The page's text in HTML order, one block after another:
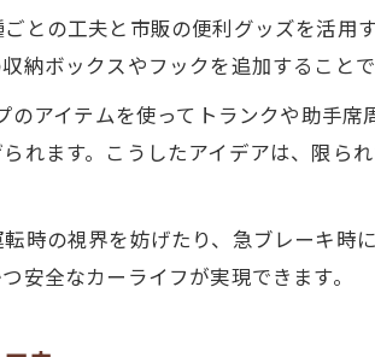
との工夫と市販の便利グッズを活用
納ボックスやフックを追加すること
アイテムを使ってトランクや助手
れます。こうしたアイデアは、限ら
時の視界を妨げたり、急ブレーキ
安全なカーライフが実現できます。